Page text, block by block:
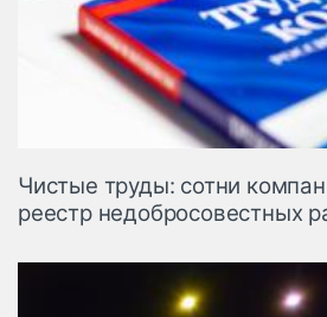
Чистые труды: сотни
реестр недобросовестных